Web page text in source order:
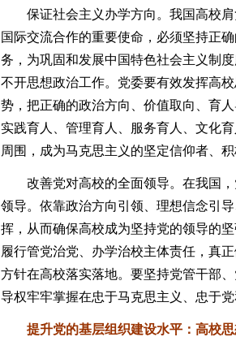
保证社会主义办学方向。我国高校肩
国际交流合作的重要使命，必须坚持正
务，为巩固和发展中国特色社会主义制
不开思想政治工作。党委要有效发挥高
势，把正确的政治方向、价值取向、育
实践育人、管理育人、服务育人、文化
周围，成为马克思主义的坚定信仰者、
改善党对高校的全面领导。在我国，
领导。依靠政治方向引领、理想信念引
挥，从而确保高校成为坚持党的领导的
履行管党治党、办学治校主体责任，真
方针在高校落实落地。要坚持党管干部
导权牢牢掌握在忠于马克思主义、忠于党
提升党的基层组织建设水平：高校思